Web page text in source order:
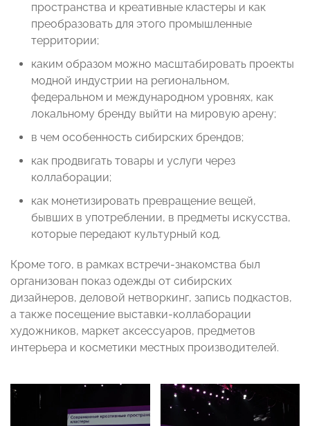
пространства и креативные кластеры и как
преобразовать для этого промышленные
территории;
каким образом можно масштабировать проекты
модной индустрии на региональном,
федеральном и международном уровнях, как
локальному бренду выйти на мировую арену;
в чем особенность сибирских брендов;
как продвигать товары и услуги через
коллаборации;
как монетизировать превращение вещей,
бывших в употреблении, в предметы искусства,
которые передают культурный код.
Кроме того, в рамках встречи-знакомства был
организован показ одежды от сибирских
дизайнеров, деловой нетворкинг, запись подкастов,
а также посещение выставки-коллаборации
художников, маркет аксессуаров, предметов
интерьера и косметики местных производителей.